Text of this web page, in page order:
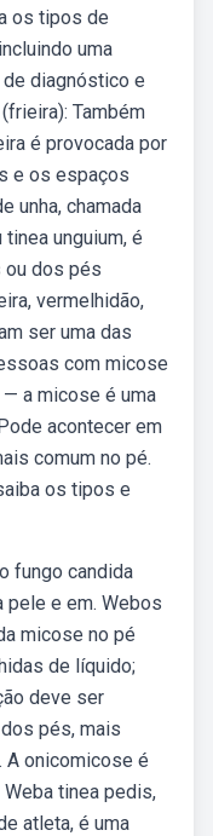
os tipos de
uma
diagnóstico e
Também
é provocada por
e os espaços
unha, chamada
unguium, é
ou dos pés
vermelhidão,
ser uma das
com micose
— a micose é uma
acontecer em
comum no pé.
os tipos e
fungo candida
pele e em. Webos
micose no pé
de líquido;
deve ser
pés, mais
onicomicose é
tinea pedis,
atleta, é uma